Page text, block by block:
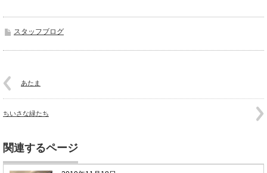
スタッフブログ
あたま
ちいさな緑たち
関連するページ